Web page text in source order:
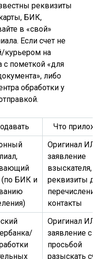
реквизиты
БИК,
в «свой»
Если счет не
курьером на
с пометкой «для
либо
обработки у
Что
(по БИК и
Оригинал ИЛ,
заявление
взыскателя,
реквизиты
контакты
Оригинал ИЛ,
заявление с
просьбой
разыскать